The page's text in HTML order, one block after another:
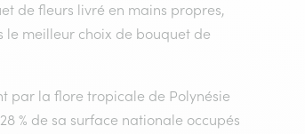
de fleurs livré en mains propres,
le meilleur choix de bouquet de
par la flore tropicale de Polynésie
% de sa surface nationale occupés